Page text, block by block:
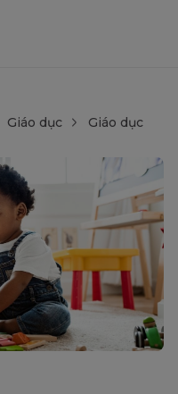
Giáo dục
Giáo dục